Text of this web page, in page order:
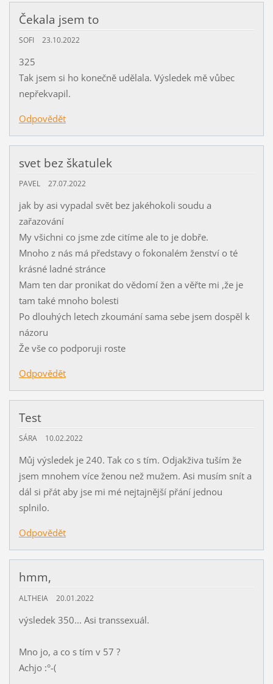
Čekala jsem to
SOFI 23.10.2022
325
Tak jsem si ho konečně udělala. Výsledek mě vůbec
nepřekvapil.
Odpovědět
svet bez škatulek
PAVEL 27.07.2022
jak by asi vypadal svět bez jakéhokoli soudu a
zařazování
My všichni co jsme zde citíme ale to je dobře.
Mnoho z nás má představy o fokonalém ženství o té
krásné ladné stránce
Mam ten dar pronikat do vědomí žen a věřte mi ,že je
tam také mnoho bolesti
Po dlouhých letech zkoumání sama sebe jsem dospěl k
názoru
Že vše co podporuji roste
Odpovědět
Test
SÁRA 10.02.2022
Můj výsledek je 240. Tak co s tím. Odjakživa tuším že
jsem mnohem více ženou než mužem. Asi musím snít a
dál si přát aby jse mi mé nejtajnější přání jednou
splnilo.
Odpovědět
hmm,
ALTHEIA 20.01.2022
výsledek 350... Asi transsexuál.
Mno jo, a co s tím v 57 ?
Achjo :°-(